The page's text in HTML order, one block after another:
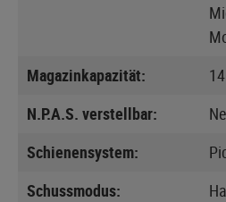
Magazinkapazität:
N.P.A.S. verstellbar:
Schienensystem:
Schussmodus: